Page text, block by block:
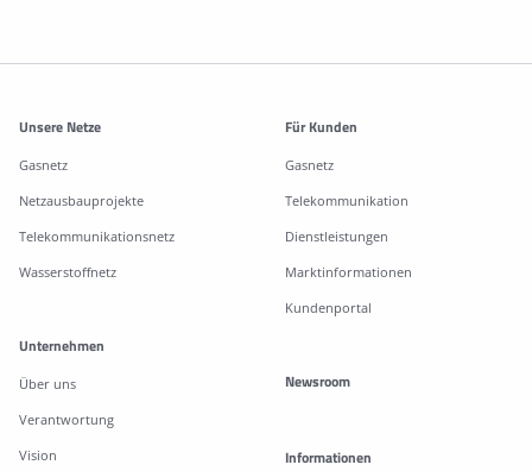
Weitere Informationen
Unsere Netze
Gasnetz
Netzausbauprojekte
Telekommunikationsnetz
Wasserstoffnetz
Für Kunden
Gasnetz
Telekommunikation
Dienstleistungen
Marktinformationen
Kundenportal
Unternehmen
Über uns
Verantwortung
Vision
Newsroom
Informationen